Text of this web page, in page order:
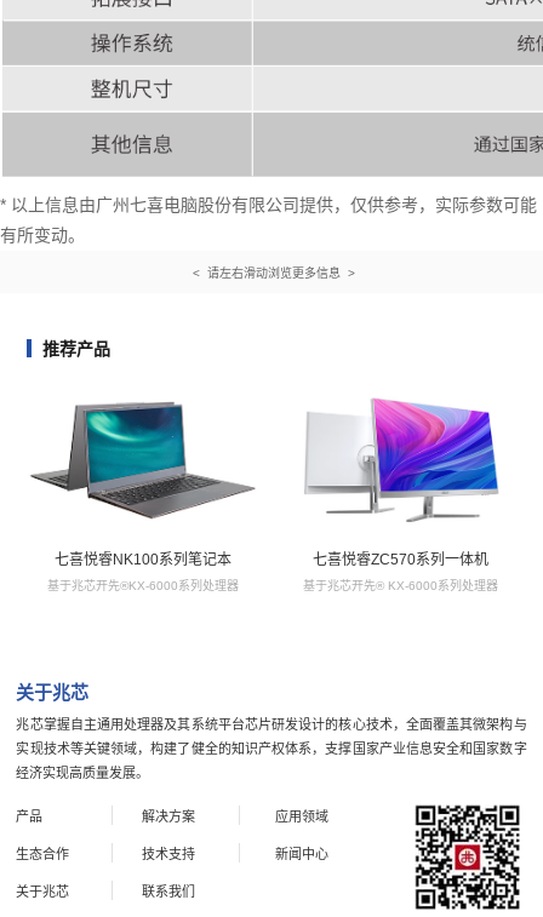
* 以上信息由广州七喜电脑股份有限公司提供，仅供参考，实际参数可能
有所变动。
< 请左右滑动浏览更多信息 >
推荐产品
七喜悦睿NK100系列笔记本
基于兆芯开先®KX-6000系列处理器
七喜悦睿ZC570系列一体机
基于兆芯开先® KX-6000系列处理器
关于兆芯
兆芯掌握自主通用处理器及其系统平台芯片研发设计的核心技术，全面覆盖其微架构与
实现技术等关键领域，构建了健全的知识产权体系，支撑国家产业信息安全和国家数字
经济实现高质量发展。
产品 解决方案 应用领域
生态合作 技术支持 新闻中心
关于兆芯 联系我们